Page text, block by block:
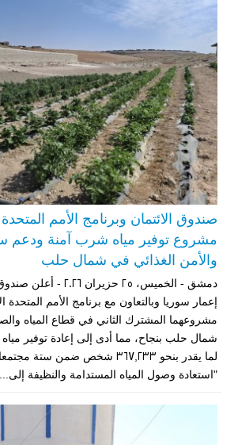
صندوق الائتمان وبرنامج الأمم المتحدة
مشروع توفير مياه شرب آمنة ودعم
والأمن الغذائي في شمال حلب
دمشق - الخميس، 25 حزيران
إعمار سوريا وبالتعاون مع برنامج الأمم المتحدة
مشروعهما المشترك الثاني في قطاع المياه
شمال حلب بنجاح، مما أدى إلى إعادة توفير
لما يقدر بنحو 367,233 شخص ضمن
"استعادة وصول المياه المستدامة والنظيفة إلى...